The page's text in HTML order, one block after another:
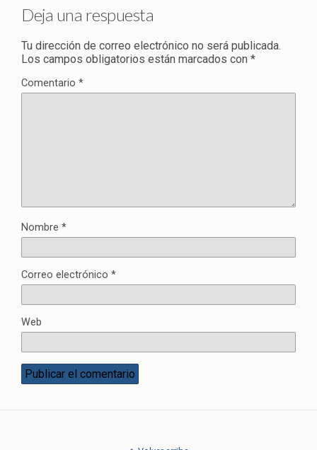
Deja una respuesta
Tu dirección de correo electrónico no será publicada.
Los campos obligatorios están marcados con *
Comentario *
Nombre *
Correo electrónico *
Web